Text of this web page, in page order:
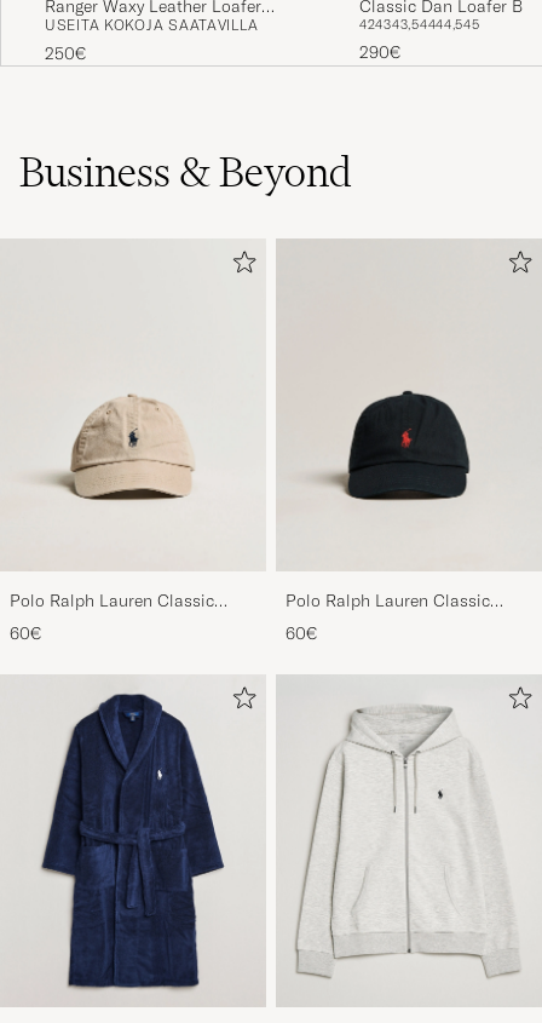
Ranger Waxy Leather Loafer
Brown Gum
USEITA KOKOJA SAATAVILLA
250€
Classic Dan Loafer
424343,54444,545
290€
Business & Beyond
Polo Ralph Lauren Classic
Sports Cap Beige
60€
Polo Ralph Lauren Classic
Sports Cap Black
60€